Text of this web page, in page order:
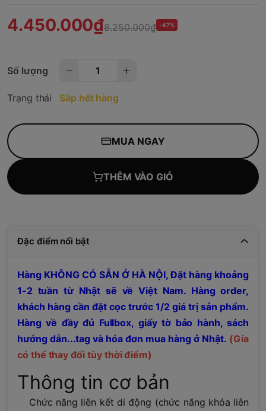
4.450.000₫8.250.000₫ -47%
Số lượng
Trạng thái Sắp hết hàng
MUA NGAY
THÊM VÀO GIỎ
Đặc điểm nổi bật
Hàng KHÔNG CÓ SẴN Ở HÀ NỘI, Đặt hàng khoảng
1-2 tuần từ Nhật sẽ về Việt Nam. Hàng order,
khách hàng cần đặt cọc trước 1/2 giá trị sản phẩm.
Hàng về đầy đủ Fullbox, giấy tờ bảo hành, sách
hướng dẫn...tag và hóa đơn mua hàng ở Nhật. (Gía
có thể thay đổi tùy thời điểm)
Thông tin cơ bản
Chức năng liên kết di động (chức năng khóa liên